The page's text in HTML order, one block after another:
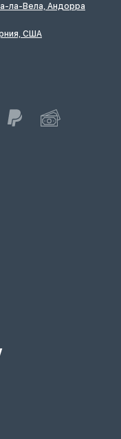
ла-Вела, Андорра
США